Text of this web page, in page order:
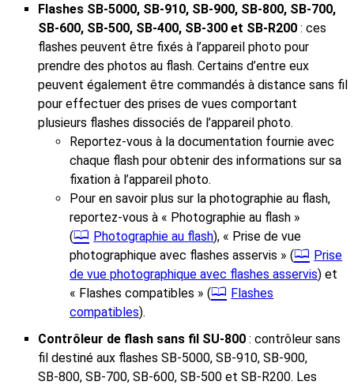
Flashes SB‑5000, SB‑910, SB‑900, SB‑800, SB‑700,
SB‑600, SB‑500, SB‑400, SB‑300 et SB‑R200 : ces
flashes peuvent être fixés à l’appareil photo pour
prendre des photos au flash. Certains d’entre eux
peuvent également être commandés à distance sans fil
pour effectuer des prises de vues comportant
plusieurs flashes dissociés de l’appareil photo.
Reportez-vous à la documentation fournie avec
chaque flash pour obtenir des informations sur sa
fixation à l’appareil photo.
Pour en savoir plus sur la photographie au flash,
reportez-vous à « Photographie au flash »
(
Photographie au flash), « Prise de vue
photographique avec flashes asservis » (
Prise
de vue photographique avec flashes asservis) et
« Flashes compatibles » (
Flashes
compatibles).
Contrôleur de flash sans fil SU‑800 : contrôleur sans
fil destiné aux flashes SB‑5000, SB‑910, SB‑900,
SB‑800, SB‑700, SB‑600, SB‑500 et SB‑R200. Les